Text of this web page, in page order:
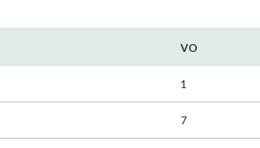
VO
1
7